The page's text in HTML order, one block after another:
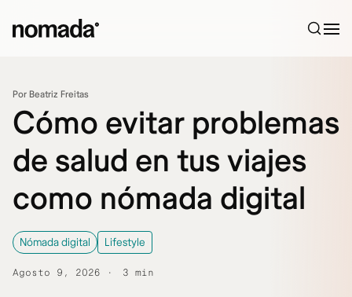
Por Beatriz Freitas
Cómo evitar problemas
de salud en tus viajes
como nómada digital
Nómada digital Lifestyle
Agosto 9, 2026 3 min